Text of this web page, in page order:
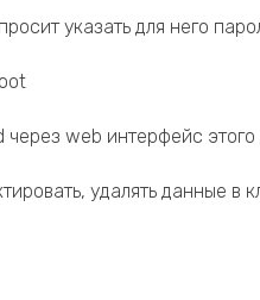
указать для него
web интерфейс этого
удалять данные в